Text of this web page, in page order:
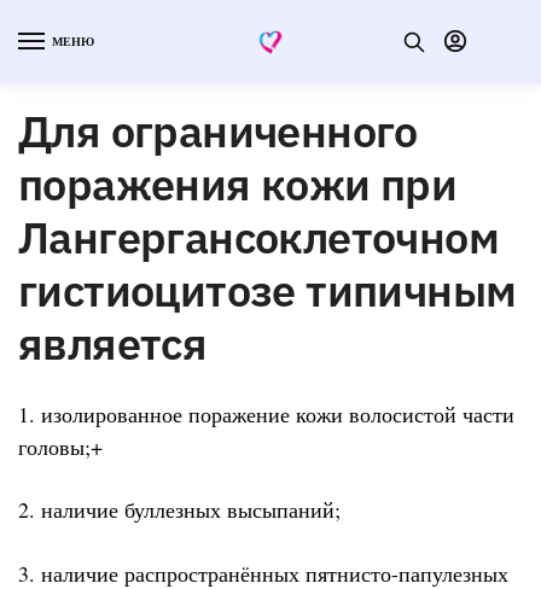
МЕНЮ
Для ограниченного
поражения кожи при
Лангергансоклеточном
гистиоцитозе типичным
является
1. изолированное поражение кожи волосистой части
головы;+
2. наличие буллезных высыпаний;
3. наличие распространённых пятнисто-папулезных